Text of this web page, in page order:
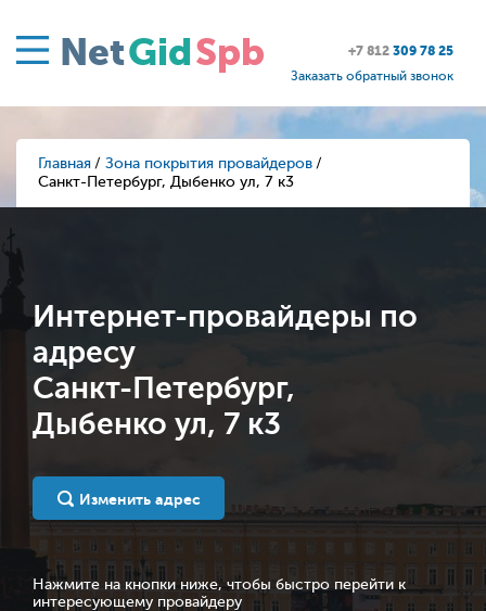
NetGidSpb +7 812 309 78 25
Заказать обратный звонок
Главная
Зона покрытия провайдеров
Санкт-Петербург, Дыбенко ул, 7 к3
Интернет-провайдеры по
адресу
Санкт-Петербург,
Дыбенко ул, 7 к3
Изменить адрес
Нажмите на кнопки ниже, чтобы быстро перейти к
интересующему провайдеру